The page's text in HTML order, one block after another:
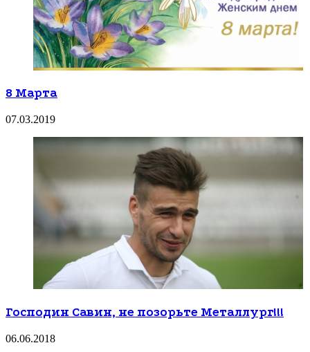
8 Марта
07.03.2019
Господин Савин, не позорьте Металлург!!!
06.06.2018